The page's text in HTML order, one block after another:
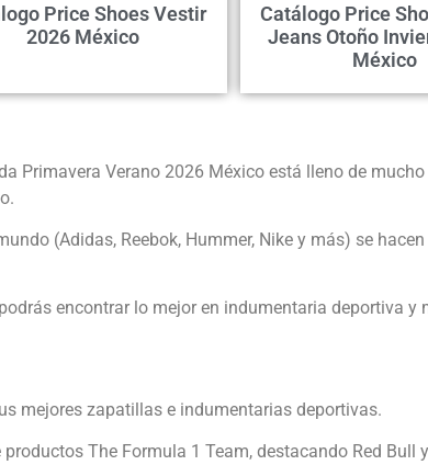
Price Shoes Vestir
2026 México
Catálogo Price
Jeans Otoño
México
Primavera Verano 2026 México está lleno de
(Adidas, Reebok, Hummer, Nike y más) se
encontrar lo mejor en indumentaria deportiva y
mejores zapatillas e indumentarias deportivas.
The Formula 1 Team, destacando Red Bull